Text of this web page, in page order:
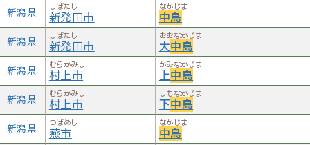
新潟県 しばたし
新発田市
なかじま
中島
新潟県 しばたし
新発田市
おおなかじま
大中島
新潟県 むらかみし
村上市
かみなかじま
上中島
新潟県 むらかみし
村上市
しもなかじま
下中島
新潟県 つばめし
燕市
なかじま
中島